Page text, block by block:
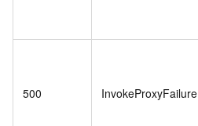
500 InvokeProxyFailure